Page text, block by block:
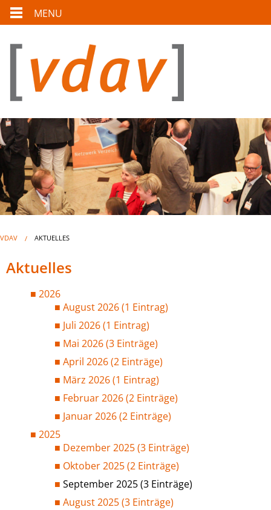
MENU
VDAV AKTUELLES
Aktuelles
2026
August 2026 (1 Eintrag)
Juli 2026 (1 Eintrag)
Mai 2026 (3 Einträge)
April 2026 (2 Einträge)
März 2026 (1 Eintrag)
Februar 2026 (2 Einträge)
Januar 2026 (2 Einträge)
2025
Dezember 2025 (3 Einträge)
Oktober 2025 (2 Einträge)
September 2025 (3 Einträge)
August 2025 (3 Einträge)